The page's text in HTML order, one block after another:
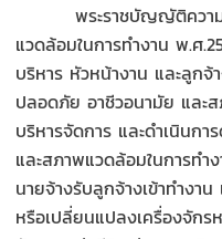
พระราชบัญญัติควา
แวดล้อมในการทำงาน พ.ศ
บริหาร หัวหน้างาน และลูก
ปลอดภัย อาชีวอนามัย และ
บริหารจัดการ และดำเนินก
และสภาพแวดล้อมในการท
นายจ้างรับลูกจ้างเข้าทำงา
หรือเปลี่ยนแปลงเครื่องจัก